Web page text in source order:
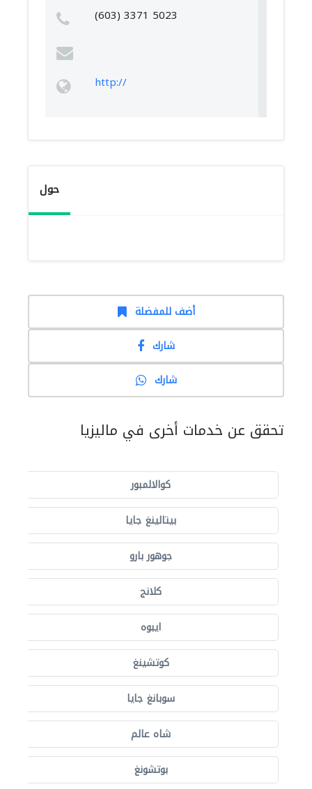
(603) 3371 5023
http://
حول
أضف للمفضلة
شارك
شارك
تحقق عن خدمات أخرى في ماليزيا
كوالالمبور
بيتالينغ جايا
جوهور بارو
كلانج
ايبوه
كوتشينغ
سوبانغ جايا
شاه عالم
بوتشونغ